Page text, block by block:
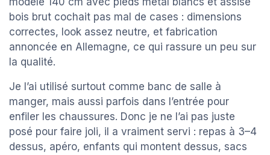
bois brut cochait pas mal de cases : dimensions
correctes, look assez neutre, et fabrication
annoncée en Allemagne, ce qui rassure un peu sur
la qualité.
Je l’ai utilisé surtout comme banc de salle à
manger, mais aussi parfois dans l’entrée pour
enfiler les chaussures. Donc je ne l’ai pas juste
posé pour faire joli, il a vraiment servi : repas à 3–4
dessus, apéro, enfants qui montent dessus, sacs